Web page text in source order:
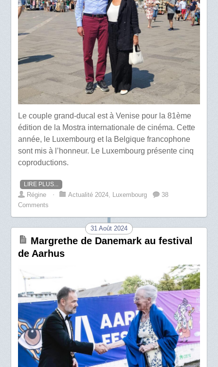
Le couple grand-ducal est à Venise pour la 81ème
édition de la Mostra internationale de cinéma. Cette
année, le Luxembourg et la Belgique francophone
sont mis à l’honneur. Le Luxembourg présente cinq
coproductions.
LIRE PLUS...
Régine ⋅ Actualité 2024, Luxembourg
38
Comments
31 Août 2024
Margrethe de Danemark au festival
de Aarhus